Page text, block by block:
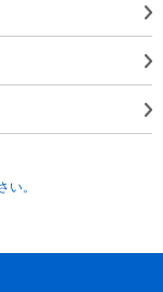
い。